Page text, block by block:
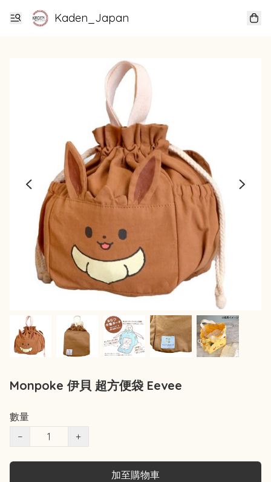
Kaden_Japan
Monpoke 伊貝 超方便袋 Eevee
數量
−
+
加至購物車